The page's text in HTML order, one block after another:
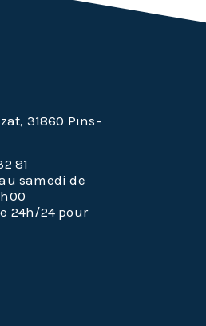
31860 Pins-
81
samedi de
24h/24 pour